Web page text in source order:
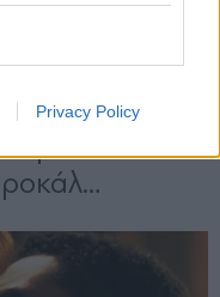
Privacy Policy